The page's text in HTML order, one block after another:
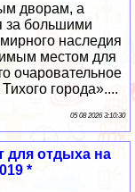
дворам, а
за большими
наследия
местом для
очаровательное
города»....
05 08 2026 3:10:30
для отдыха на
*